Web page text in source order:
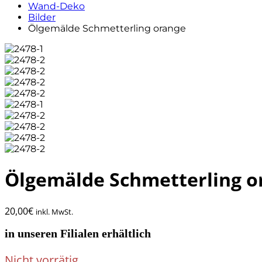
Wand-Deko
Bilder
Ölgemälde Schmetterling orange
Ölgemälde Schmetterling
20,00€ inkl. MwSt.
in unseren Filialen erhältlich